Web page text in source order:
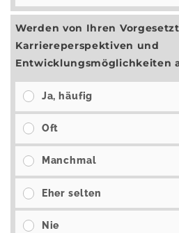
Werden von Ihren
Karriereperspektiven und
Entwicklungsmöglichkeiten
Ja, häufig
Oft
Manchmal
Eher selten
Nie